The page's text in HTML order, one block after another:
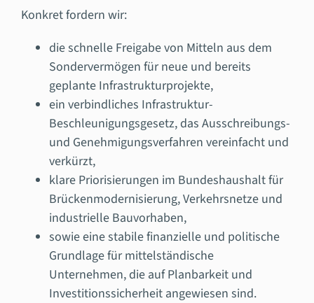
Konkret fordern wir:
die schnelle Freigabe von Mitteln aus dem
Sondervermögen für neue und bereits
geplante Infrastrukturprojekte,
ein verbindliches Infrastruktur-
Beschleunigungsgesetz, das Ausschreibungs-
und Genehmigungsverfahren vereinfacht und
verkürzt,
klare Priorisierungen im Bundeshaushalt für
Brückenmodernisierung, Verkehrsnetze und
industrielle Bauvorhaben,
sowie eine stabile finanzielle und politische
Grundlage für mittelständische
Unternehmen, die auf Planbarkeit und
Investitionssicherheit angewiesen sind.